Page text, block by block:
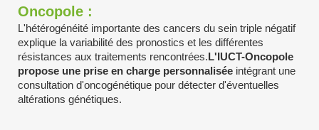
Oncopole :
L'hétérogénéité importante des cancers du sein triple négatif
explique la variabilité des pronostics et les différentes
résistances aux traitements rencontrées.L'IUCT-Oncopole
propose une prise en charge personnalisée intégrant une
consultation d'oncogénétique pour détecter d'éventuelles
altérations génétiques.